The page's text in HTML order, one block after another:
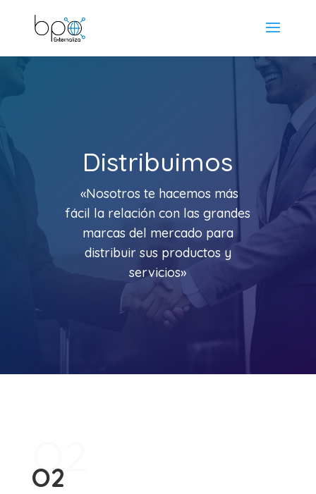
Distribuimos
«Nosotros te hacemos más
fácil la relación con las grandes
marcas del mercado para
distribuir sus productos y
servicios»
O2
O2